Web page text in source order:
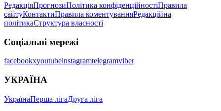
РедакціяПрогнозиПолітика конфіденційностіПравила
сайтуКонтактиПравила коментуванняРедакційна
політикаСтруктура власності
Соціальні мережі
facebookxyoutubeinstagramtelegramviber
УКРАЇНА
УкраїнаПерша лігаДруга ліга